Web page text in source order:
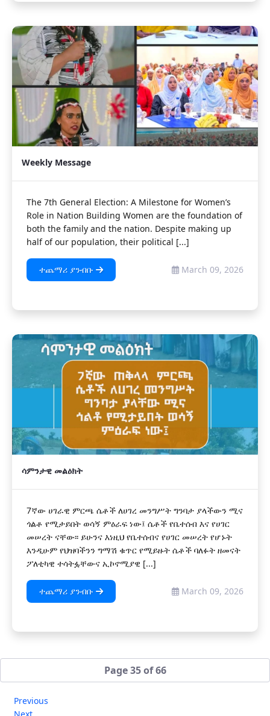
Weekly Message
The 7th General Election: A Milestone for Women’s
Role in Nation Building Women are the foundation of
both the family and the nation. Despite making up
half of our population, their political [...]
ተጨማሪ ያንብቡ March 09, 2026
ሳምንታዊ መልዕክት
7ኛው ሀገራዊ ምርጫ ሴቶች ለሀገረ መንግሥት ግንባታ ያላችውን ሚና
ጎልቶ የሚታይበት ወሳኝ ምዕራፍ ነው፤ ሴቶች የቤተሰብ እና የሀገር
መሠረት ናቸው፡፡ ይሁንና እነዚህ የቤተሰብና የሀገር መሠረት የሆኑት
እንዲሁም የህዝባችንን ግማሽ ቁጥር የሚይዙት ሴቶች ባለፉት ዘመናት
ፖለቲካዊ ተሳትፏቸውና ኢኮኖሚያዊ [...]
ተጨማሪ ያንብቡ March 09, 2026
Page 35 of 66
Previous